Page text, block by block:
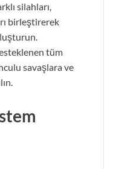
silahları,
birleştirerek
tüm
savaşlara ve